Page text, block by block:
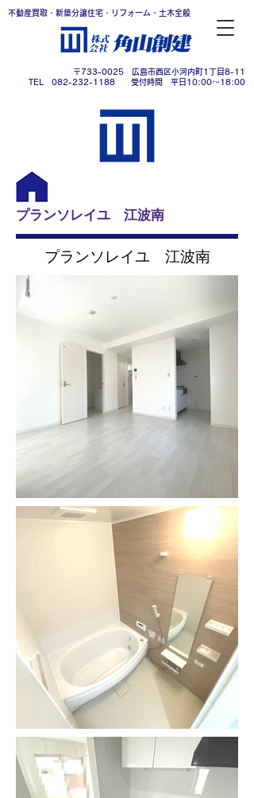
〒733-0025 広島市西区小河内町1丁目8-11
TEL 082-232-1188 受付時間 平日10:00～18:00
不動産買取・新築分譲住宅・リフォーム・土木全般
プランソレイユ 江波南
プランソレイユ 江波南